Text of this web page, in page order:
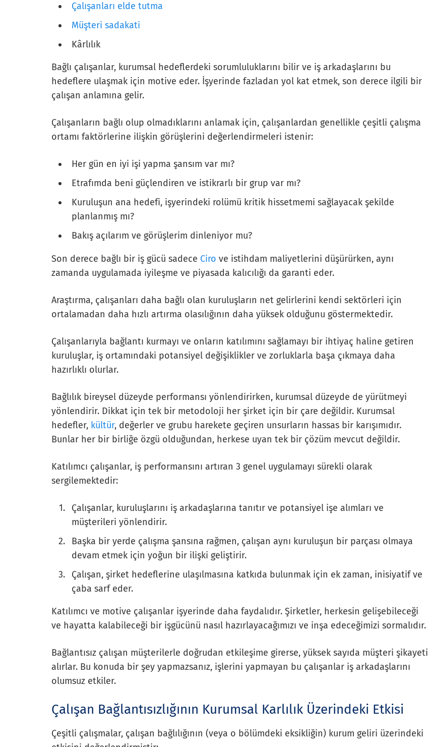
Çalışanları elde tutma
Müşteri sadakati
Kârlılık
Bağlı çalışanlar, kurumsal hedeflerdeki sorumluluklarını bilir ve iş arkadaşlarını bu
hedeflere ulaşmak için motive eder. İşyerinde fazladan yol kat etmek, son derece ilgili bir
çalışan anlamına gelir.
Çalışanların bağlı olup olmadıklarını anlamak için, çalışanlardan genellikle çeşitli çalışma
ortamı faktörlerine ilişkin görüşlerini değerlendirmeleri istenir:
Her gün en iyi işi yapma şansım var mı?
Etrafımda beni güçlendiren ve istikrarlı bir grup var mı?
Kuruluşun ana hedefi, işyerindeki rolümü kritik hissetmemi sağlayacak şekilde
planlanmış mı?
Bakış açılarım ve görüşlerim dinleniyor mu?
Son derece bağlı bir iş gücü sadece Ciro ve istihdam maliyetlerini düşürürken, aynı
zamanda uygulamada iyileşme ve piyasada kalıcılığı da garanti eder.
Araştırma, çalışanları daha bağlı olan kuruluşların net gelirlerini kendi sektörleri için
ortalamadan daha hızlı artırma olasılığının daha yüksek olduğunu göstermektedir.
Çalışanlarıyla bağlantı kurmayı ve onların katılımını sağlamayı bir ihtiyaç haline getiren
kuruluşlar, iş ortamındaki potansiyel değişiklikler ve zorluklarla başa çıkmaya daha
hazırlıklı olurlar.
Bağlılık bireysel düzeyde performansı yönlendirirken, kurumsal düzeyde de yürütmeyi
yönlendirir. Dikkat için tek bir metodoloji her şirket için bir çare değildir. Kurumsal
hedefler, kültür, değerler ve grubu harekete geçiren unsurların hassas bir karışımıdır.
Bunlar her bir birliğe özgü olduğundan, herkese uyan tek bir çözüm mevcut değildir.
Katılımcı çalışanlar, iş performansını artıran 3 genel uygulamayı sürekli olarak
sergilemektedir:
Çalışanlar, kuruluşlarını iş arkadaşlarına tanıtır ve potansiyel işe alımları ve
müşterileri yönlendirir.
Başka bir yerde çalışma şansına rağmen, çalışan aynı kuruluşun bir parçası olmaya
devam etmek için yoğun bir ilişki geliştirir.
Çalışan, şirket hedeflerine ulaşılmasına katkıda bulunmak için ek zaman, inisiyatif ve
çaba sarf eder.
Katılımcı ve motive çalışanlar işyerinde daha faydalıdır. Şirketler, herkesin gelişebileceği
ve hayatta kalabileceği bir işgücünü nasıl hazırlayacağımızı ve inşa edeceğimizi sormalıdır.
Bağlantısız çalışan müşterilerle doğrudan etkileşime girerse, yüksek sayıda müşteri şikayeti
alırlar. Bu konuda bir şey yapmazsanız, işlerini yapmayan bu çalışanlar iş arkadaşlarını
olumsuz etkiler.
Çalışan Bağlantısızlığının Kurumsal Karlılık Üzerindeki Etkisi
Çeşitli çalışmalar, çalışan bağlılığının (veya o bölümdeki eksikliğin) kurum geliri üzerindeki